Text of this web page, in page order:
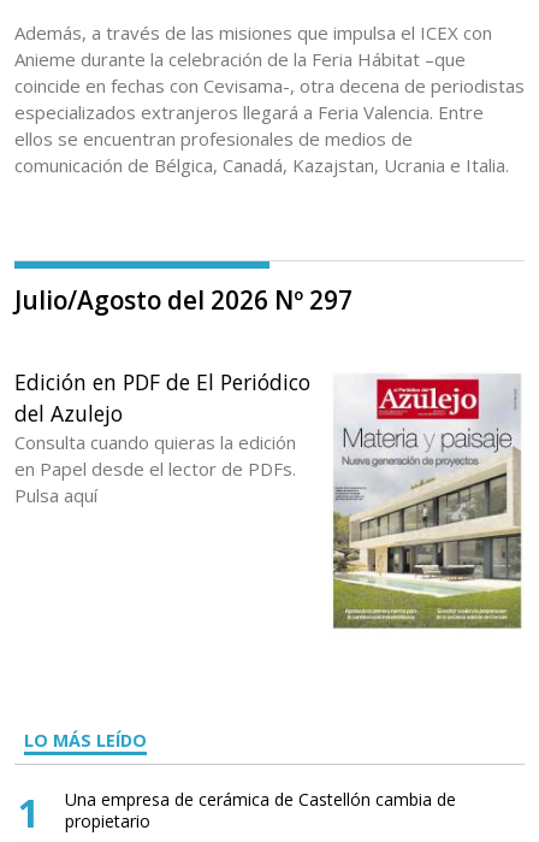
Además, a través de las misiones que impulsa el ICEX con
Anieme durante la celebración de la Feria Hábitat –que
coincide en fechas con Cevisama-, otra decena de periodistas
especializados extranjeros llegará a Feria Valencia. Entre
ellos se encuentran profesionales de medios de
comunicación de Bélgica, Canadá, Kazajstan, Ucrania e Italia.
Julio/Agosto del 2026 Nº 297
Edición en PDF de El Periódico
del Azulejo
Consulta cuando quieras la edición
en Papel desde el lector de PDFs.
Pulsa aquí
LO MÁS LEÍDO
1
Una empresa de cerámica de Castellón cambia de
propietario